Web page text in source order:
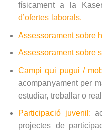
físicament a la
d’ofertes laborals.
Assessorament sobre
Assessorament sobre
Campi qui pugui /
acompanyament per
estudiar, treballar o
Participació juvenil:
projectes de